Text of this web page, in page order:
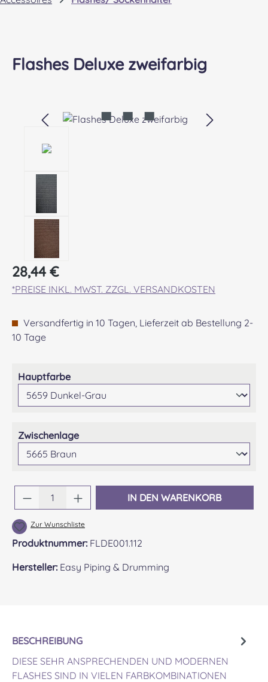
Flashes Deluxe zweifarbig
Bildergalerie überspringen
Regulärer Preis:
28,44 €
*PREISE INKL. MWST. ZZGL. VERSANDKOSTEN
Versandfertig in 10 Tagen, Lieferzeit ab Bestellung 2-
10 Tage
Hauptfarbeauswählen
Zwischenlageauswählen
Produkt Anzahl: Gib den gewünschten
IN DEN WARENKORB
Zur Wunschliste
Produktnummer: FLDE001.112
Hersteller: Easy Piping & Drumming
BESCHREIBUNG
DIESE SEHR ANSPRECHENDEN UND MODERNEN
FLASHES SIND IN VIELEN FARBKOMBINATIONEN